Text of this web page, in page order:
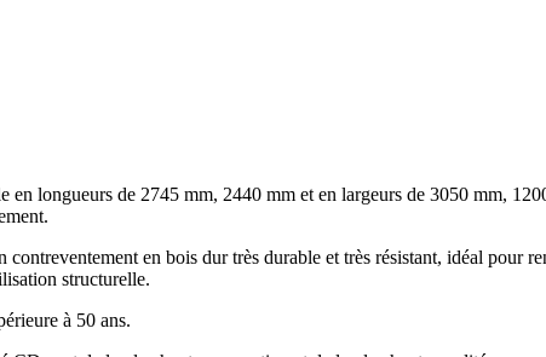
en longueurs de 2745 mm, 2440 mm et en largeurs de 3050 mm,
en bois dur très durable et très résistant, idéal pour
structurelle.
à 50 ans.